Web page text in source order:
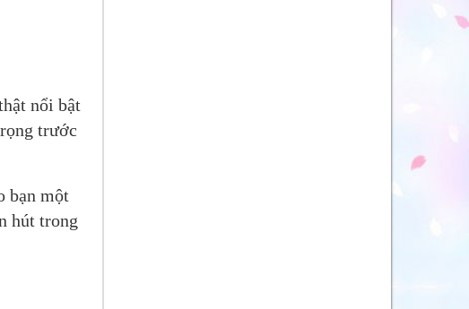
nổi bật
trước
bạn một
hút trong